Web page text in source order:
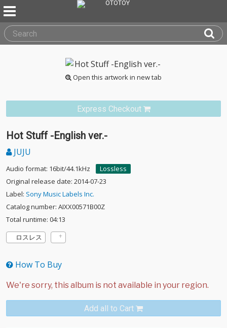
Open this artwork in new tab
Express Checkout
Hot Stuff -English ver.-
JUJU
Audio format: 16bit/44.1kHz
Lossless
Original release date: 2014-07-23
Label: Sony Music Labels Inc.
Catalog number: AIXX00571B00Z
Total runtime: 04:13
ロスレス
How To Buy
Add all to Cart